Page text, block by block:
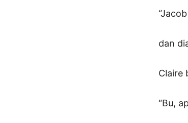
dan
Claire
“Bu,